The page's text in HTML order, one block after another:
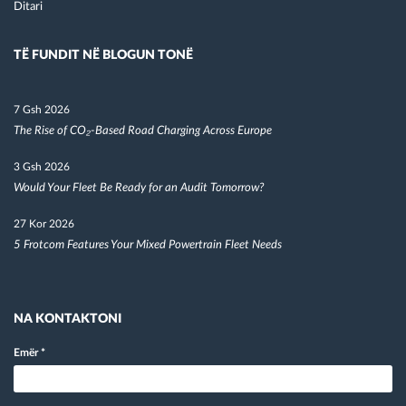
Ditari
TË FUNDIT NË BLOGUN TONË
7 Gsh 2026
The Rise of CO₂-Based Road Charging Across Europe
3 Gsh 2026
Would Your Fleet Be Ready for an Audit Tomorrow?
27 Kor 2026
5 Frotcom Features Your Mixed Powertrain Fleet Needs
NA KONTAKTONI
Emër*